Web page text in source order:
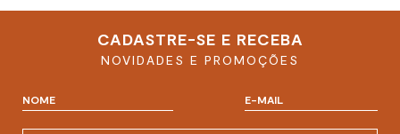
CADASTRE-SE E RECEBA
NOVIDADES E PROMOÇÕES